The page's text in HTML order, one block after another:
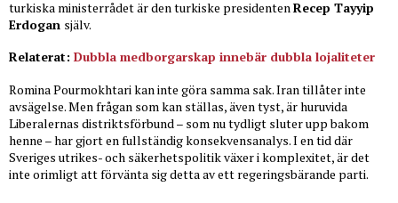
turkiska ministerrådet är den turkiske presidentenRecep Tayyip
Erdogan själv.
Relaterat: Dubbla medborgarskap innebär dubbla lojaliteter
Romina Pourmokhtari kan inte göra samma sak. Iran tillåter inte
avsägelse. Men frågan som kan ställas, även tyst, är huruvida
Liberalernas distriktsförbund – som nu tydligt sluter upp bakom
henne – har gjort en fullständig konsekvensanalys. I en tid där
Sveriges utrikes- och säkerhetspolitik växer i komplexitet, är det
inte orimligt att förvänta sig detta av ett regeringsbärande parti.